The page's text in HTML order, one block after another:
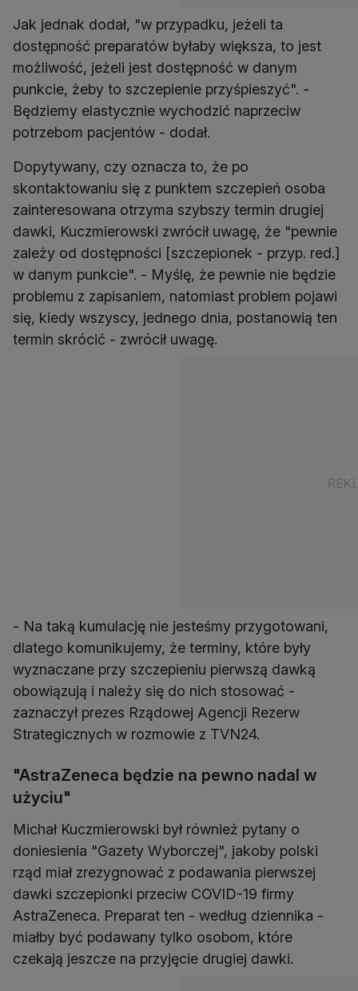
Jak jednak dodał, "w przypadku, jeżeli ta
dostępność preparatów byłaby większa, to jest
możliwość, jeżeli jest dostępność w danym
punkcie, żeby to szczepienie przyśpieszyć". -
Będziemy elastycznie wychodzić naprzeciw
potrzebom pacjentów - dodał.
Dopytywany, czy oznacza to, że po
skontaktowaniu się z punktem szczepień osoba
zainteresowana otrzyma szybszy termin drugiej
dawki, Kuczmierowski zwrócił uwagę, że "pewnie
zależy od dostępności [szczepionek - przyp. red.]
w danym punkcie". - Myślę, że pewnie nie będzie
problemu z zapisaniem, natomiast problem pojawi
się, kiedy wszyscy, jednego dnia, postanowią ten
termin skrócić - zwrócił uwagę.
- Na taką kumulację nie jesteśmy przygotowani,
dlatego komunikujemy, że terminy, które były
wyznaczane przy szczepieniu pierwszą dawką
obowiązują i należy się do nich stosować -
zaznaczył prezes Rządowej Agencji Rezerw
Strategicznych w rozmowie z TVN24.
"AstraZeneca będzie na pewno nadal w
użyciu"
Michał Kuczmierowski był również pytany o
doniesienia "Gazety Wyborczej", jakoby polski
rząd miał zrezygnować z podawania pierwszej
dawki szczepionki przeciw COVID-19 firmy
AstraZeneca. Preparat ten - według dziennika -
miałby być podawany tylko osobom, które
czekają jeszcze na przyjęcie drugiej dawki.